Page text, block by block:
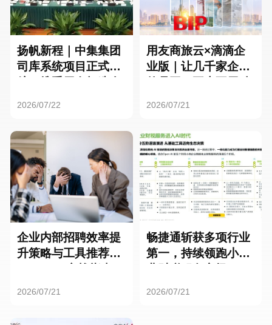
扬帆新程｜中集集团
司库系统项目正式启
2026/07/22
用友商旅云×滴滴企
业版｜让几千家企业
2026/07/21
企业内部招聘效率提
升策略与工具推荐：
2026/07/21
畅捷通斩获多项行业
第一，持续领跑小微
2026/07/21